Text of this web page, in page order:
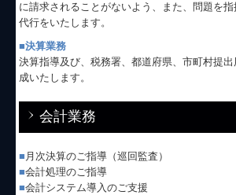
関与先向け融資商品ご紹介
経営者お役立ち情報
経営者オススメ情報
Q&A経営相談
税務Q&A
に請求されることがないよう、また、問題を
代行をいたします。
■決算業務
決算指導及び、税務署、都道府県、市町村提
成いたします。
会計業務
■ 月次決算のご指導（巡回監査）
■会計処理のご指導
■会計システム導入のご支援